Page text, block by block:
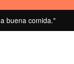
buena comida."